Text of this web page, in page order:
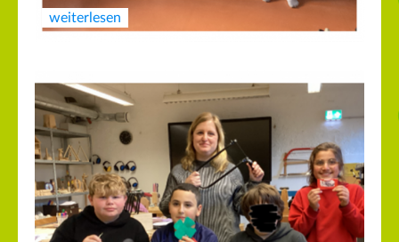
weiterlesen